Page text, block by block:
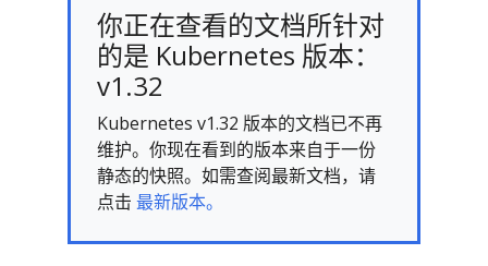
你正在查看的文档所针对
的是 Kubernetes 版本：
v1.32
Kubernetes v1.32 版本的文档已不再
维护。你现在看到的版本来自于一份
静态的快照。如需查阅最新文档，请
点击 最新版本。